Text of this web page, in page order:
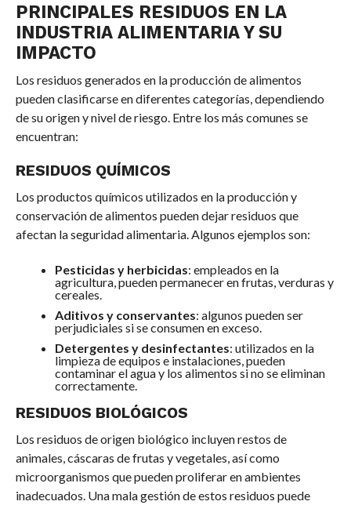
PRINCIPALES RESIDUOS EN LA
INDUSTRIA ALIMENTARIA Y SU
IMPACTO
Los residuos generados en la producción de alimentos
pueden clasificarse en diferentes categorías, dependiendo
de su origen y nivel de riesgo. Entre los más comunes se
encuentran:
RESIDUOS QUÍMICOS
Los productos químicos utilizados en la producción y
conservación de alimentos pueden dejar residuos que
afectan la seguridad alimentaria. Algunos ejemplos son:
Pesticidas y herbicidas: empleados en la
agricultura, pueden permanecer en frutas, verduras y
cereales.
Aditivos y conservantes: algunos pueden ser
perjudiciales si se consumen en exceso.
Detergentes y desinfectantes: utilizados en la
limpieza de equipos e instalaciones, pueden
contaminar el agua y los alimentos si no se eliminan
correctamente.
RESIDUOS BIOLÓGICOS
Los residuos de origen biológico incluyen restos de
animales, cáscaras de frutas y vegetales, así como
microorganismos que pueden proliferar en ambientes
inadecuados. Una mala gestión de estos residuos puede